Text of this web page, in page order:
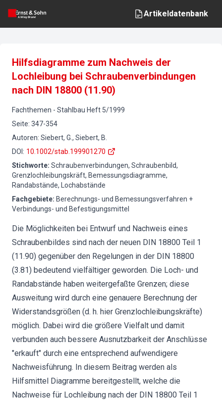
Artikeldatenbank
Hilfsdiagramme zum Nachweis der
Lochleibung bei Schraubenverbindungen
nach DIN 18800 (11.90)
Fachthemen - Stahlbau Heft 5/1999
Seite: 347-354
Autoren: Siebert, G., Siebert, B.
DOI : 10.1002/stab.199901270
Stichworte: Schraubenverbindungen, Schraubenbild,
Grenzlochleibungskräft, Bemessungsdiagramme,
Randabstände, Lochabstände
Fachgebiete: Berechnungs- und Bemessungsverfahren +
Verbindungs- und Befestigungsmittel
Die Möglichkeiten bei Entwurf und Nachweis eines
Schraubenbildes sind nach der neuen DIN 18800 Teil 1
(11.90) gegenüber den Regelungen in der DIN 18800
(3.81) bedeutend vielfältiger geworden. Die Loch- und
Randabstände haben weitergefaßte Grenzen; diese
Ausweitung wird durch eine genauere Berechnung der
Widerstandsgrößen (d. h. hier Grenzlochleibungskräfte)
möglich. Dabei wird die größere Vielfalt und damit
verbunden auch bessere Ausnutzbarkeit der Anschlüsse
"erkauft" durch eine entsprechend aufwendigere
Nachweisführung. In diesem Beitrag werden als
Hilfsmittel Diagramme bereitgestellt, welche die
Nachweise für Lochleibung nach der DIN 18800 Teil 1